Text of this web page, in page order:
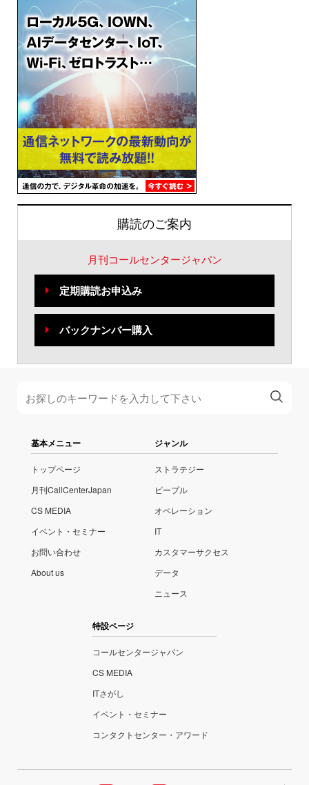
購読のご案内
月刊コールセンタージャパン
定期購読お申込み
バックナンバー購入
基本メニュー
トップページ
月刊CallCenterJapan
CS MEDIA
イベント・セミナー
お問い合わせ
About us
ジャンル
ストラテジー
ピープル
オペレーション
IT
カスタマーサクセス
データ
ニュース
特設ページ
コールセンタージャパン
CS MEDIA
ITさがし
イベント・セミナー
コンタクトセンター・アワード